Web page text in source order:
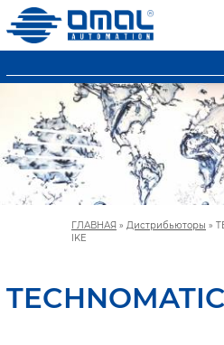
ГЛАВНАЯ » Дистрибьюторы »
IKE